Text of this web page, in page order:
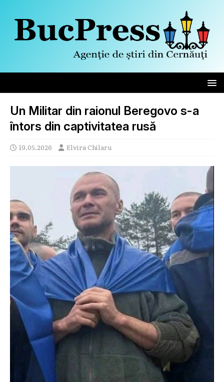
Un Militar din raionul Beregovo s-a
întors din captivitatea rusă
19.05.2026 Elvira Chilaru